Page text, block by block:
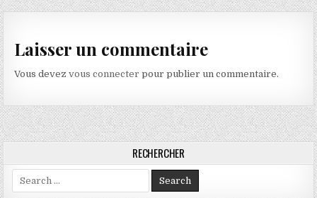
Laisser un commentaire
Vous devezvous connecter pour publier un commentaire.
RECHERCHER
Search for: